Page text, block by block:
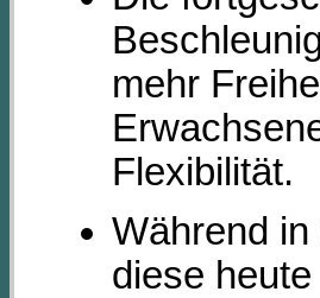
mehr
Flexibilität.
Während
diese